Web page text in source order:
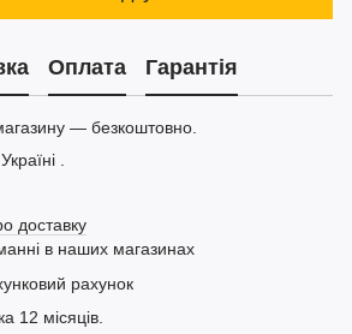
Оплата Гарантія
— безкоштовно.
.
доставку
в наших магазинах
рахунок
12 місяців.